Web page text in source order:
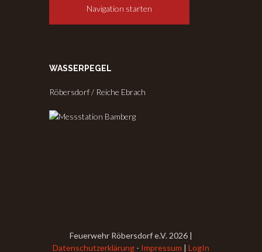
Navigation starten
WASSERPEGEL
Röbersdorf / Reiche Ebrach
Feuerwehr Röbersdorf e.V. 2026 |
Datenschutzerklärung - Impressum | LogIn